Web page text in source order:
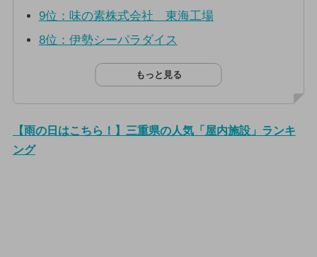
9位：味の素株式会社 東海工場
8位：伊勢シーパラダイス
もっと見る
【雨の日はこちら！】三重県の人気「屋内施設」ランキ
ング